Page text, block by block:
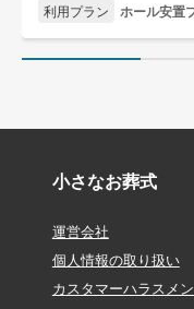
利用プラン ホール安置
小さなお葬式
運営会社
個人情報の取り扱い
カスタマーハラスメ